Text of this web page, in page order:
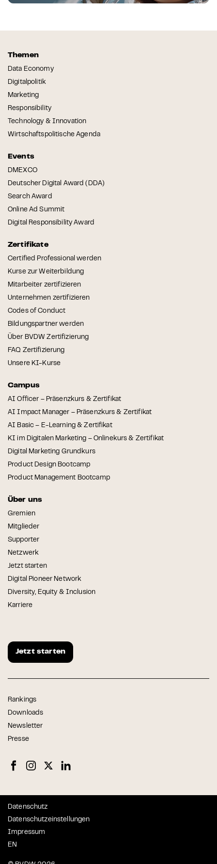
Themen
Data Economy
Digitalpolitik
Marketing
Responsibility
Technology & Innovation
Wirtschaftspolitische Agenda
Events
DMEXCO
Deutscher Digital Award (DDA)
Search Award
Online Ad Summit
Digital Responsibility Award
Zertifikate
Certified Professional werden
Kurse zur Weiterbildung
Mitarbeiter zertifizieren
Unternehmen zertifizieren
Codes of Conduct
Bildungspartner werden
Über BVDW Zertifizierung
FAQ Zertifizierung
Unsere KI-Kurse
Campus
AI Officer – Präsenzkurs & Zertifikat
AI Impact Manager – Präsenzkurs & Zertifikat
AI Basic – E-Learning & Zertifikat
KI im Digitalen Marketing – Onlinekurs & Zertifikat
Digital Marketing Grundkurs
Product Design Bootcamp
Product Management Bootcamp
Über uns
Gremien
Mitglieder
Supporter
Netzwerk
Jetzt starten
Digital Pioneer Network
Diversity, Equity & Inclusion
Karriere
Jetzt starten
Rankings
Downloads
Newsletter
Presse
Datenschutz
Datenschutzeinstellungen
Impressum
EN